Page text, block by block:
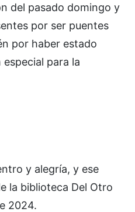
del pasado domingo y
por ser puentes
por haber estado
para la
y alegría, y ese
la biblioteca Del Otro
2024.